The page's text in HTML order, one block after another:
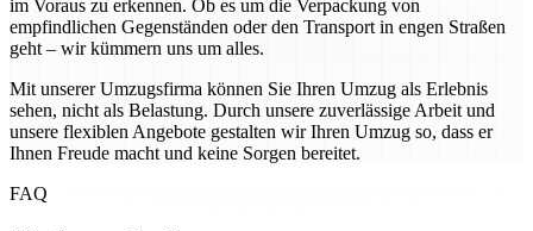
im Voraus zu erkennen. Ob es um die Verpackung von
empfindlichen Gegenständen oder den Transport in engen Straßen
geht – wir kümmern uns um alles.
Mit unserer Umzugsfirma können Sie Ihren Umzug als Erlebnis
sehen, nicht als Belastung. Durch unsere zuverlässige Arbeit und
unsere flexiblen Angebote gestalten wir Ihren Umzug so, dass er
Ihnen Freude macht und keine Sorgen bereitet.
FAQ